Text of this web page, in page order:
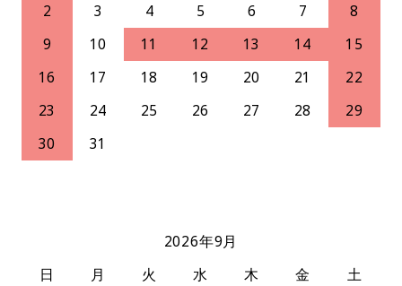
2
3 4 5 6 7
8
9
10 11 12 13 14
15
16
17 18 19 20 21
22
23
24 25 26 27 28
29
30
31
2026年9月
日
月 火 水 木 金
土